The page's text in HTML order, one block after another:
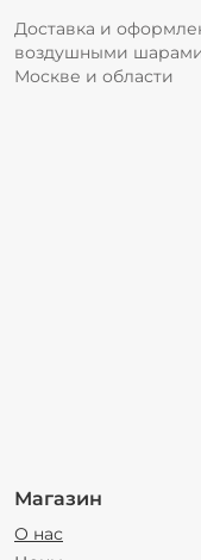
Доставка и
воздушными
Москве и области
Магазин
О нас